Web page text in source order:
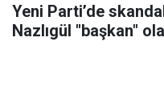
Yeni Parti’de
Nazlıgül "başkan"